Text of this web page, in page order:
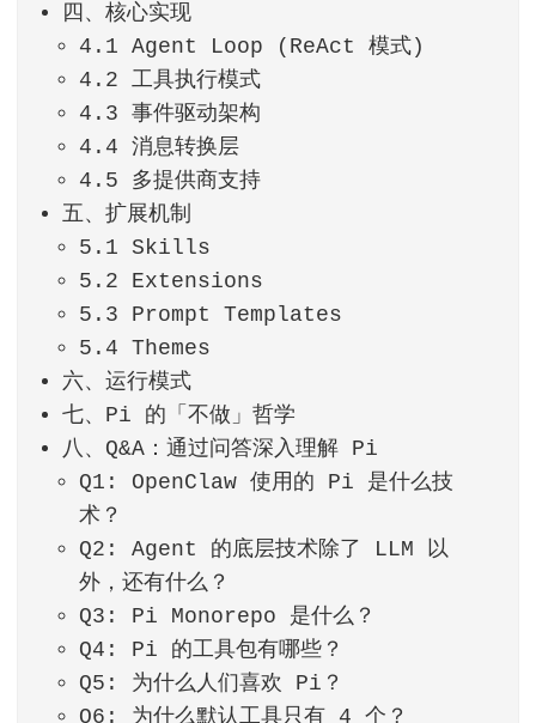
四、核心实现
4.1 Agent Loop (ReAct 模式)
4.2 工具执行模式
4.3 事件驱动架构
4.4 消息转换层
4.5 多提供商支持
五、扩展机制
5.1 Skills
5.2 Extensions
5.3 Prompt Templates
5.4 Themes
六、运行模式
七、Pi 的「不做」哲学
八、Q&A：通过问答深入理解 Pi
Q1: OpenClaw 使用的 Pi 是什么技
术？
Q2: Agent 的底层技术除了 LLM 以
外，还有什么？
Q3: Pi Monorepo 是什么？
Q4: Pi 的工具包有哪些？
Q5: 为什么人们喜欢 Pi？
Q6: 为什么默认工具只有 4 个？